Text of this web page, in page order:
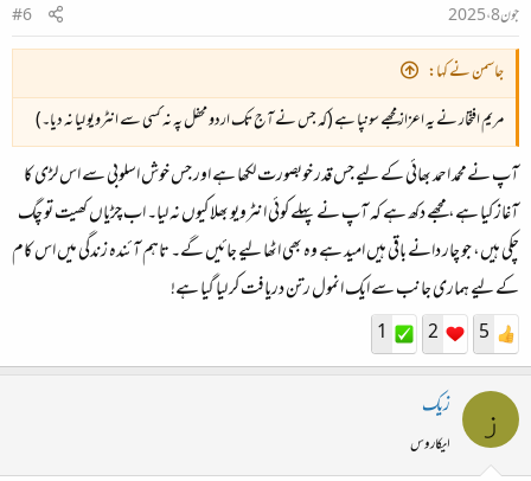
جون 8، 2025
#6
جاسمن نے کہا:
مریم افتخار نے یہ اعزاز مجھے سونپا ہے (کہ جس نے آج تک اردو محفل پہ نہ کسی سے انٹرویو لیا نہ دیا۔)
آپ نےمحمد احمد بھائی کے لیے جس قدر خوبصورت لکھا ہے اور جس خوش اسلوبی سے اس لڑی کا
آغاز کیا ہے، مجھے دکھ ہے کہ آپ نے پہلے کوئی انٹرویو بھلا کیوں نہ لیا۔ اب چڑیاں کھیت تو چگ
چکی ہیں، جو چار دانے باقی ہیں امید ہے وہ بھی اٹھا لیے جائیں گے۔ تاہم آئندہ زندگی میں اس کام
کے لیے ہماری جانب سے ایک انمول رتن دریافت کر لیا گیا ہے!
5
2
1
ز زیک
ایکاروس